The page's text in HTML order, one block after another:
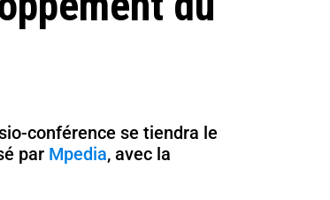
conférence se tiendra le
par Mpedia, avec la